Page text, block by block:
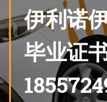
伊利诺
毕业证